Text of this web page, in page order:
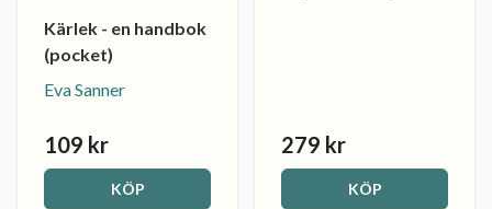
Kärlek - en handbok
(pocket)
Eva Sanner
109 kr
KÖP
279 kr
KÖP